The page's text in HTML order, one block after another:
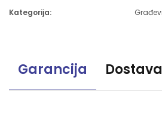
Kategorija:
Garancija Dostava